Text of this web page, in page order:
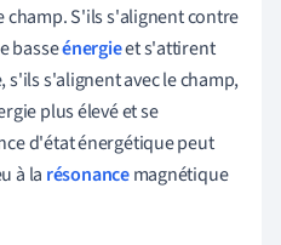
champ. S'ils s'alignent contre
basseénergieet s'attirent
s'alignent avec le champ,
plus élevé et se
d'état énergétique peut
à la résonancemagnétique